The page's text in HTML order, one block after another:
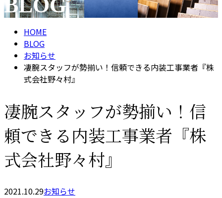
メールフォーム
BLOG
HOME
BLOG
お知らせ
凄腕スタッフが勢揃い！信頼できる内装工事業者『株
式会社野々村』
凄腕スタッフが勢揃い！信
頼できる内装工事業者『株
式会社野々村』
2021.10.29お知らせ